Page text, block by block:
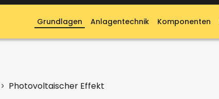
Grundlagen Anlagentechnik Komponenten
Photovoltaischer Effekt